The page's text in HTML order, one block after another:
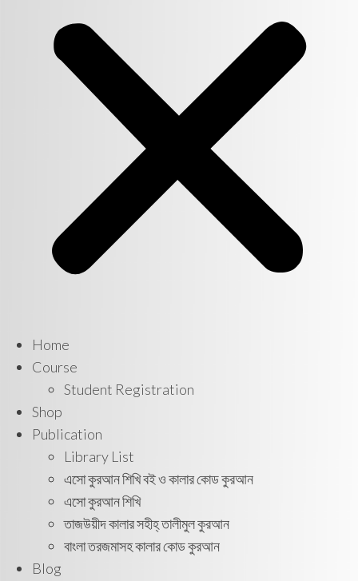
Home
Course
Student Registration
Shop
Publication
Library List
এসো কুরআন শিখি বই ও কালার কোড কুরআন
এসো কুরআন শিখি
তাজউয়ীদ কালার সহীহ্ তালীমুল কুরআন
বাংলা তরজমাসহ কালার কোড কুরআন
Blog